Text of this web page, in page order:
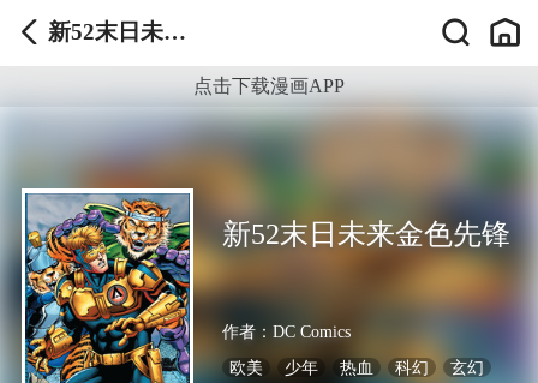
新52末日未来
点击下载漫画APP
新52末日未来金色先锋
作者：DC Comics
欧美
少年 热血 科幻 玄幻